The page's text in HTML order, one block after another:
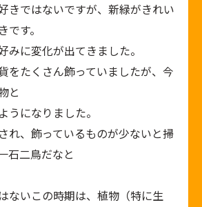
きではないですが、新緑がきれい
す。
みに変化が出てきました。
をたくさん飾っていましたが、今
と
うになりました。
れ、飾っているものが少ないと掃
石二鳥だなと
ないこの時期は、植物（特に生